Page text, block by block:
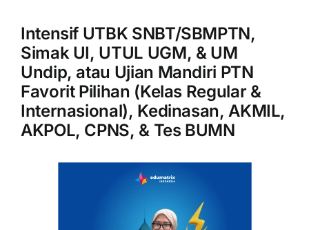
Intensif UTBK SNBT/SBMPTN,
Simak UI, UTUL UGM, & UM
Undip, atau Ujian Mandiri PTN
Favorit Pilihan (Kelas Regular &
Internasional), Kedinasan, AKMIL,
AKPOL, CPNS, & Tes BUMN